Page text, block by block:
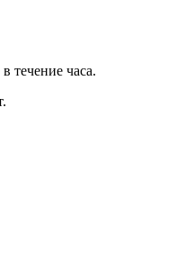
течение часа.